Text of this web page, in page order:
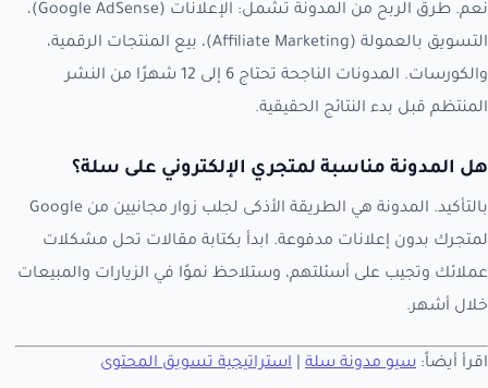
نعم. طرق الربح من المدونة تشمل: الإعلانات (Google AdSense)،
التسويق بالعمولة (Affiliate Marketing)، بيع المنتجات الرقمية،
والكورسات. المدونات الناجحة تحتاج 6 إلى 12 شهرًا من النشر
المنتظم قبل بدء النتائج الحقيقية.
هل المدونة مناسبة لمتجري الإلكتروني على سلة؟
بالتأكيد. المدونة هي الطريقة الأذكى لجلب زوار مجانيين من Google
لمتجرك بدون إعلانات مدفوعة. ابدأ بكتابة مقالات تحل مشكلات
عملائك وتجيب على أسئلتهم، وستلاحظ نموًا في الزيارات والمبيعات
خلال أشهر.
اقرأ أيضاً: سيو مدونة سلة استراتيجية تسويق المحتوى